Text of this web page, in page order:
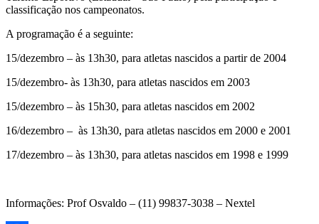
classificação nos campeonatos.
A programação é a seguinte:
15/dezembro – às 13h30, para atletas nascidos a partir de 2004
15/dezembro- às 13h30, para atletas nascidos em 2003
15/dezembro – às 15h30, para atletas nascidos em 2002
16/dezembro – às 13h30, para atletas nascidos em 2000 e 2001
17/dezembro – às 13h30, para atletas nascidos em 1998 e 1999
Informações: Prof Osvaldo – (11) 99837-3038 – Nextel